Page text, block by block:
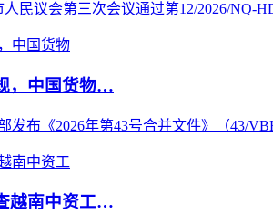
人民议会第三次会议通过第12/2026/NQ-
，中国货物…
发布《2026年第43号合并文件》（43/
越南中资工…